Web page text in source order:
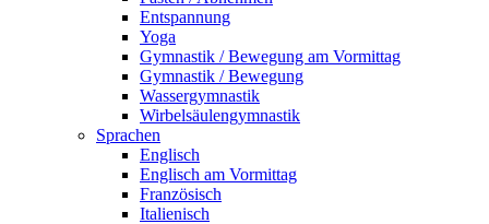
Entspannung
Yoga
Gymnastik / Bewegung am Vormittag
Gymnastik / Bewegung
Wassergymnastik
Wirbelsäulengymnastik
Sprachen
Englisch
Englisch am Vormittag
Französisch
Italienisch